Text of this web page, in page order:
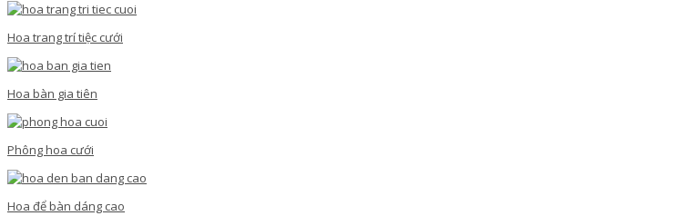
Hoa trang trí tiệc cưới
Hoa bàn gia tiên
Phông hoa cưới
Hoa để bàn dáng cao